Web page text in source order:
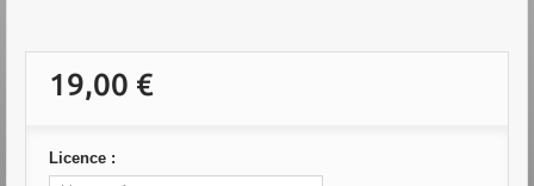
19,00 €
Licence :